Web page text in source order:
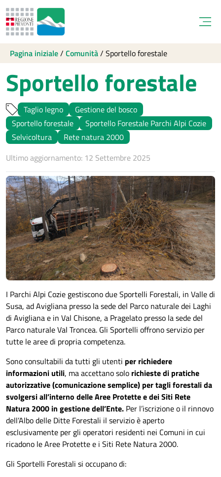
Pagina iniziale/ Comunità/ Sportello forestale
Sportello forestale
Taglio legno
Gestione del bosco
Sportello forestale
Sportello Forestale Parchi Alpi Cozie
Selvicoltura
Rete natura 2000
Ultimo aggiornamento: 12 Settembre 2025
I Parchi Alpi Cozie gestiscono due Sportelli Forestali, in Valle di
Susa, ad Avigliana presso la sede del Parco naturale dei Laghi
di Avigliana e in Val Chisone, a Pragelato presso la sede del
Parco naturale Val Troncea. Gli Sportelli offrono servizio per
tutte le aree di propria competenza.
Sono consultabili da tutti gli utenti per richiedere
informazioni utili, ma accettano solo richieste di pratiche
autorizzative (comunicazione semplice) per tagli forestali da
svolgersi all’interno delle Aree Protette e dei Siti Rete
Natura 2000 in gestione dell’Ente. Per l’iscrizione o il rinnovo
dell’Albo delle Ditte Forestali il servizio è aperto
esclusivamente per gli operatori residenti nei Comuni in cui
ricadono le Aree Protette e i Siti Rete Natura 2000.
Gli Sportelli Forestali si occupano di: